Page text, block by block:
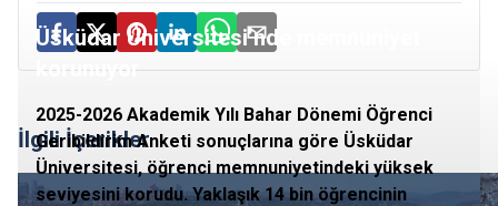
İlgili İçerikler
Üsküdar Üniversitesi’nde memnuniyet
korunuyor
2025-2026 Akademik Yılı Bahar Dönemi Öğrenci
Geribildirim Anketi sonuçlarına göre Üsküdar
Üniversitesi, öğrenci memnuniyetindeki yüksek
seviyesini korudu. Yaklaşık 14 bin öğrencinin